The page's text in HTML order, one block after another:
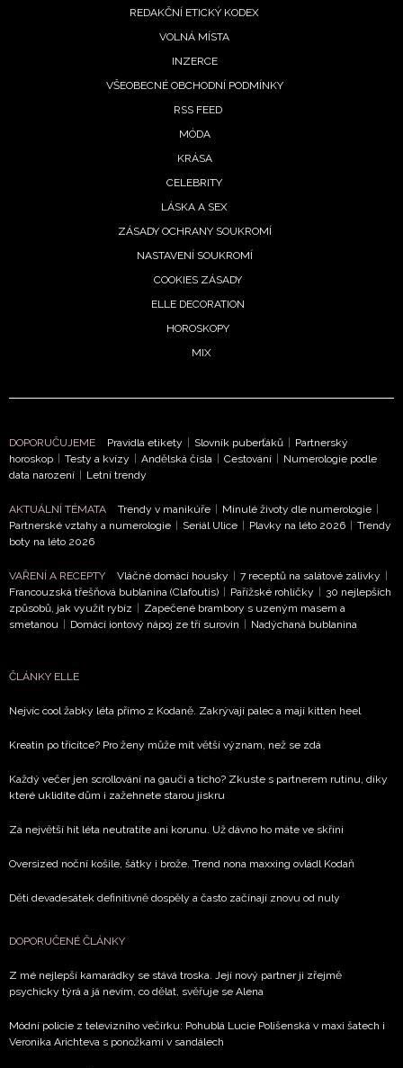
NEWSLETTER
Přihlášením k newsletteru souhlasíte s
Obchodními
společnosti BurdaMedia Extra s.r.o.a potvrzujete, že
údaji pracovat zejména k organizaci a vyhodnocení akce
partnerů? Pokud souhlasíte se zpracováním údajů k tomuto
REDAKČNÍ ETICKÝ KODEX
VOLNÁ MÍSTA
INZERCE
VŠEOBECNÉ OBCHODNÍ PODMÍNKY
RSS FEED
MÓDA
KRÁSA
CELEBRITY
LÁSKA A SEX
ZÁSADY OCHRANY SOUKROMÍ
NASTAVENÍ SOUKROMÍ
COOKIES ZÁSADY
ELLE DECORATION
HOROSKOPY
MIX
DOPORUČUJEME Pravidla etikety | Slovník puberťáků | Partnerský
horoskop | Testy a kvízy | Andělská čísla | Cestování | Numerologie podle
data narození | Letní trendy
AKTUÁLNÍ TÉMATA Trendy v manikúře | Minulé životy dle numerologie |
Partnerské vztahy a numerologie | Seriál Ulice | Plavky na léto 2026 | Trendy
boty na léto 2026
VAŘENÍ A RECEPTY Vláčné domácí housky | 7 receptů na salátové zálivky |
Francouzská třešňová bublanina (Clafoutis) | Pařížské rohlíčky | 30 nejlepších
způsobů, jak využít rybíz | Zapečené brambory s uzeným masem a
smetanou | Domácí iontový nápoj ze tří surovin | Nadýchaná bublanina
ČLÁNKY ELLE
Nejvíc cool žabky léta přímo z Kodaně. Zakrývají palec a mají kitten heel
Kreatin po třicítce? Pro ženy může mít větší význam, než se zdá
Každý večer jen scrollování na gauči a ticho? Zkuste s partnerem rutinu, díky
které uklidíte dům i zažehnete starou jiskru
Za největší hit léta neutratíte ani korunu. Už dávno ho máte ve skříni
Oversized noční košile, šátky i brože. Trend nona maxxing ovládl Kodaň
Děti devadesátek definitivně dospěly a často začínají znovu od nuly
DOPORUČENÉ ČLÁNKY
Z mé nejlepší kamarádky se stává troska. Její nový partner ji zřejmě
psychicky týrá a já nevím, co dělat, svěřuje se Alena
Módní policie z televizního večírku: Pohublá Lucie Polišenská v maxi šatech i
Veronika Arichteva s ponožkami v sandálech